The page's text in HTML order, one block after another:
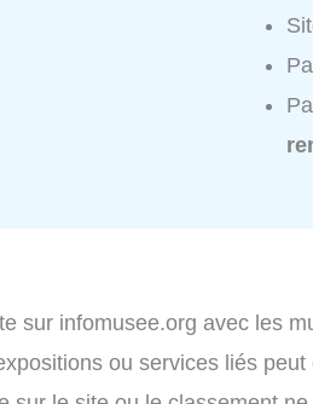
sur infomusee.org avec les
ou services liés